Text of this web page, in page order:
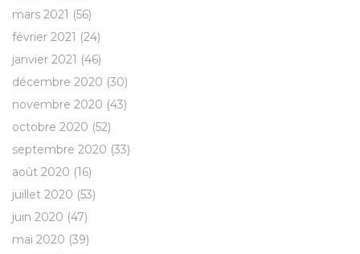
mars 2021 (56)
février 2021 (24)
janvier 2021 (46)
décembre 2020 (30)
novembre 2020 (43)
octobre 2020 (52)
septembre 2020 (33)
août 2020 (16)
juillet 2020 (53)
juin 2020 (47)
mai 2020 (39)